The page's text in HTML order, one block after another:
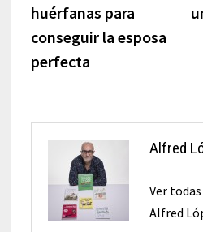
huérfanas para
conseguir la esposa
perfecta
Alfred
Ver
Alfred